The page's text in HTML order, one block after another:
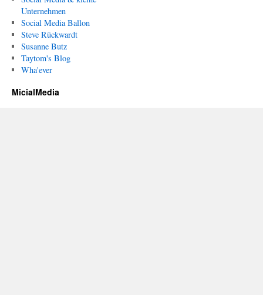
Unternehmen
Social Media Ballon
Steve Rückwardt
Susanne Butz
Taytom's Blog
Wha'ever
MicialMedia